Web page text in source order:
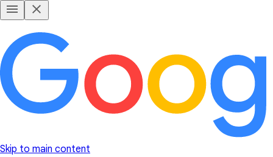
Skip to main content